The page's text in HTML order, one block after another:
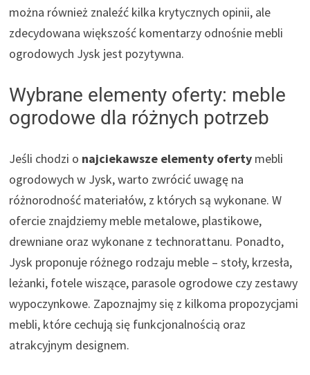
można również znaleźć kilka krytycznych opinii, ale
zdecydowana większość komentarzy odnośnie mebli
ogrodowych Jysk jest pozytywna.
Wybrane elementy oferty: meble
ogrodowe dla różnych potrzeb
Jeśli chodzi o najciekawsze elementy oferty mebli
ogrodowych w Jysk, warto zwrócić uwagę na
różnorodność materiałów, z których są wykonane. W
ofercie znajdziemy meble metalowe, plastikowe,
drewniane oraz wykonane z technorattanu. Ponadto,
Jysk proponuje różnego rodzaju meble – stoły, krzesła,
leżanki, fotele wiszące, parasole ogrodowe czy zestawy
wypoczynkowe. Zapoznajmy się z kilkoma propozycjami
mebli, które cechują się funkcjonalnością oraz
atrakcyjnym designem.